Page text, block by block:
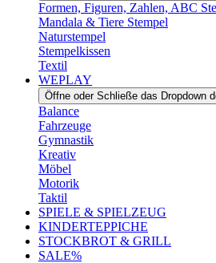
Formen, Figuren, Zahlen, ABC
Mandala & Tiere Stempel
Naturstempel
Stempelkissen
Textil
WEPLAY
Öffne oder Schließe das Dropdown
Balance
Fahrzeuge
Gymnastik
Kreativ
Möbel
Motorik
Taktil
SPIELE & SPIELZEUG
KINDERTEPPICHE
STOCKBROT & GRILL
SALE%